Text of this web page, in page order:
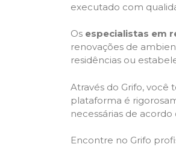
executado com
Os especialistas em
renovações de
residências ou
Através do Grifo, você
plataforma é
necessárias de
Encontre no Grifo